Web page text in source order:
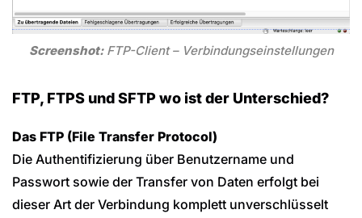
Screenshot:FTP-Client – Verbindungseinstellungen
FTP, FTPS und SFTP wo ist der Unterschied?
Das FTP (File Transfer Protocol)
Die Authentifizierung über Benutzername und
Passwort sowie der Transfer von Daten erfolgt bei
dieser Art der Verbindung komplett unverschlüsselt